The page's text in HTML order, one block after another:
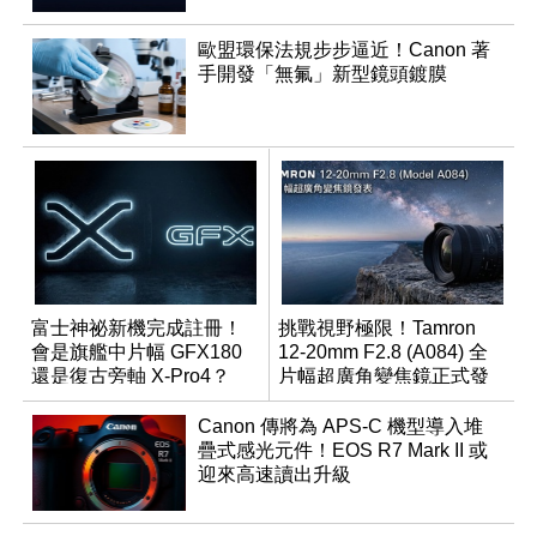
歐盟環保法規步步逼近！Canon 著
手開發「無氟」新型鏡頭鍍膜
富士神祕新機完成註冊！
會是旗艦中片幅 GFX180
還是復古旁軸 X-Pro4？
挑戰視野極限！Tamron
12-20mm F2.8 (A084) 全
片幅超廣角變焦鏡正式發
表
Canon 傳將為 APS-C 機型導入堆
疊式感光元件！EOS R7 Mark II 或
迎來高速讀出升級